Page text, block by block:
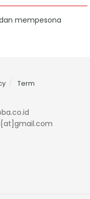
mempesona
Term